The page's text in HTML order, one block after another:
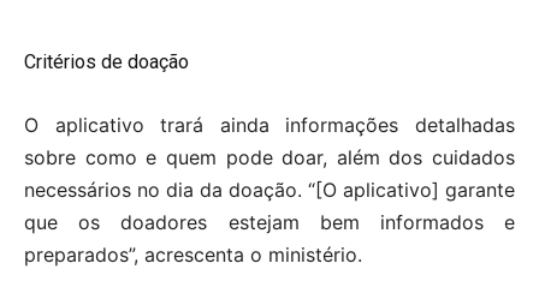
Critérios de doação
O aplicativo trará ainda informações detalhadas
sobre como e quem pode doar, além dos cuidados
necessários no dia da doação. “[O aplicativo] garante
que os doadores estejam bem informados e
preparados”, acrescenta o ministério.